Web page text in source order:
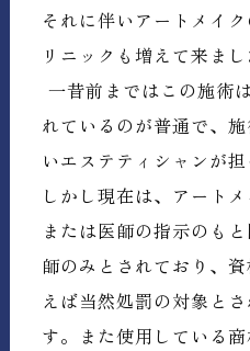
それに伴いアートメイ
リニックも増えて来まし
一昔前まではこの施術
れているのが普通で、
いエステティシャンが担
しかし現在は、アート
または医師の指示のも
師のみとされており、
えば当然処罰の対象と
す。また使用している